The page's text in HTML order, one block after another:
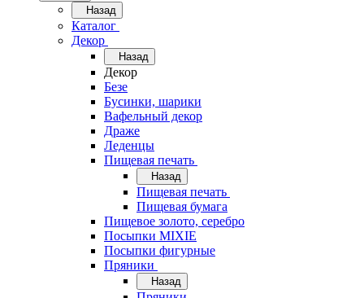
Назад
Каталог
Декор
Назад
Декор
Безе
Бусинки, шарики
Вафельный декор
Драже
Леденцы
Пищевая печать
Назад
Пищевая печать
Пищевая бумага
Пищевое золото, серебро
Посыпки MIXIE
Посыпки фигурные
Пряники
Назад